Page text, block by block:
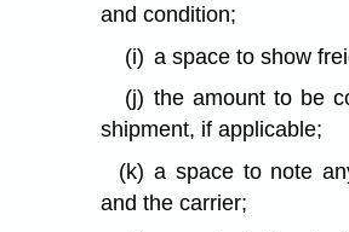
and condition;
(i) a space to show
(j) the amount to be
shipment, if applicable;
(k) a space to note
and the carrier;